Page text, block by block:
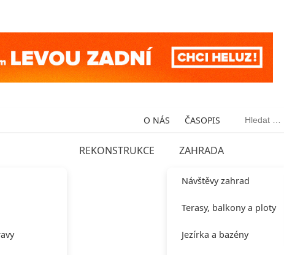
O NÁS ČASOPIS Vyhledávání
REKONSTRUKCE ZAHRADA
Návštěvy zahrad
Terasy, balkony a ploty
Jezírka a bazény